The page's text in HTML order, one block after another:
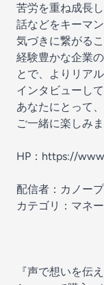
苦労を重ね成長
話などをキーマ
気づきに繋がる
経験豊かな企業
とで、よりリア
インタビューして
あなたにとって
ご一緒に楽しみ
HP：https://
配信者：カノー
カテゴリ：マネ
『声で想いを伝